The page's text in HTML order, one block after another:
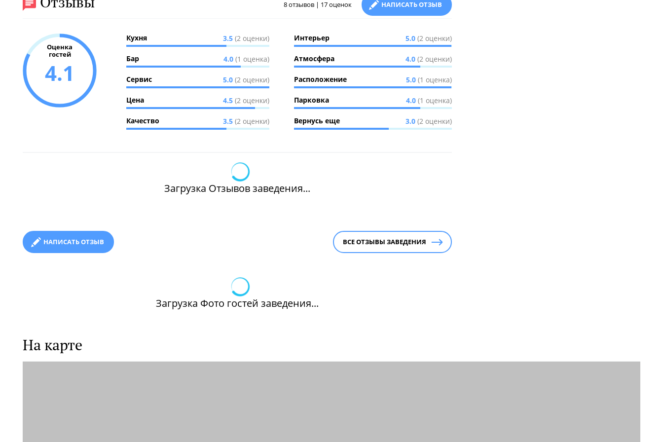
8 отзывов | 17 оценок НАПИСАТЬ ОТЗЫВ
Оценка
гостей
4.1
Кухня 3.5 (2 оценки)
Бар 4.0 (1 оценка)
Сервис 5.0 (2 оценки)
Цена 4.5 (2 оценки)
Качество 3.5 (2 оценки)
Интерьер 5.0 (2 оценки)
Атмосфера 4.0 (2 оценки)
Расположение 5.0 (1 оценка)
Парковка 4.0 (1 оценка)
Вернусь еще 3.0 (2 оценки)
Загрузка Отзывов заведения...
НАПИСАТЬ ОТЗЫВ ВСЕ ОТЗЫВЫ ЗАВЕДЕНИЯ
Загрузка Фото гостей заведения...
На карте